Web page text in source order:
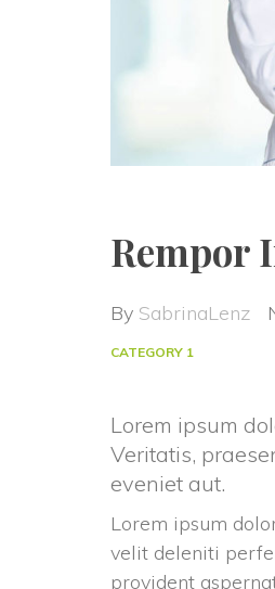
Rempor
By SabrinaLenz
CATEGORY 1
Lorem ipsum
Veritatis,
eveniet aut.
Lorem ipsum
velit deleniti
provident